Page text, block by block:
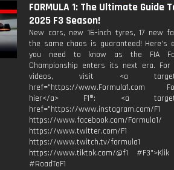
FORMULA 1: The Ultimate Guide
2025 F3 Season!
New cars, new 16-inch tyres, 17 new
the same chaos is guaranteed! Here’s
you need to know as the FIA
Championship enters its next era. For
videos, visit <a
href="https://www.Formula1.com
hier</a> F1®: <a
href="https://www.instagram.com/F1
https://www.facebook.com/Formula1/
https://www.twitter.com/F1
https://www.twitch.tv/formula1
https://www.tiktok.com/@f1
#RoadToF1